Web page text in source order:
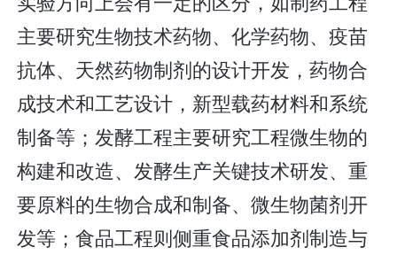
主要研究生物技术药物、化学药物、疫苗
抗体、天然药物制剂的设计开发，药物合
成技术和工艺设计，新型载药材料和系统
制备等；发酵工程主要研究工程微生物的
构建和改造、发酵生产关键技术研发、重
要原料的生物合成和制备、微生物菌剂开
发等；食品工程则侧重食品添加剂制造与